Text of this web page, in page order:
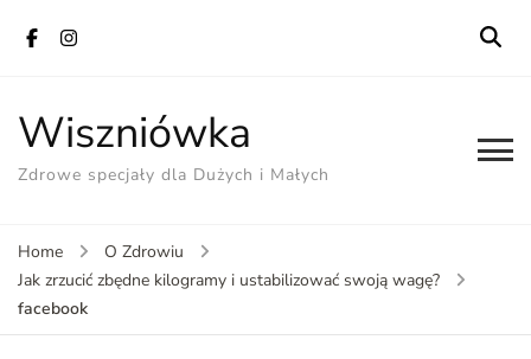
Wiszniówka
Zdrowe specjały dla Dużych i Małych
Home
O Zdrowiu
Jak zrzucić zbędne kilogramy i ustabilizować swoją wagę?
facebook